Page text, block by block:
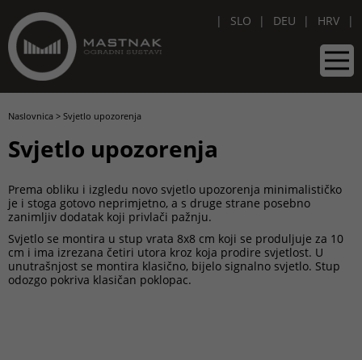
SLO DEU HRV
Naslovnica > Svjetlo upozorenja
Svjetlo upozorenja
Prema obliku i izgledu novo svjetlo upozorenja minimalističko
je i stoga gotovo neprimjetno, a s druge strane posebno
zanimljiv dodatak koji privlači pažnju.
Svjetlo se montira u stup vrata 8x8 cm koji se produljuje za 10
cm i ima izrezana četiri utora kroz koja prodire svjetlost. U
unutrašnjost se montira klasično, bijelo signalno svjetlo. Stup
odozgo pokriva klasičan poklopac.